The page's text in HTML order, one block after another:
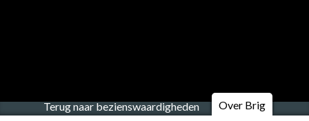
Terug naar bezienswaardigheden Over Brig